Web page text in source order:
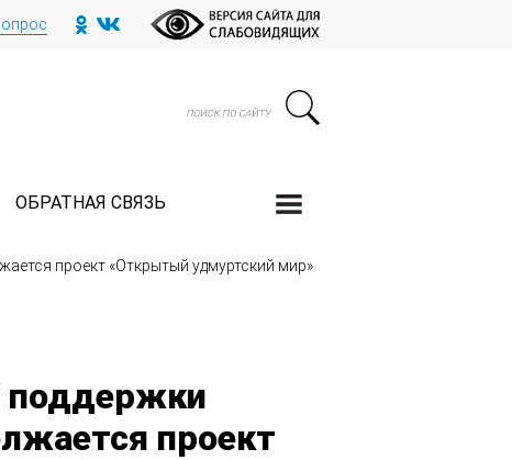
ОБРАТНАЯ СВЯЗЬ
проект «Открытый удмуртский мир»
поддержки
проект